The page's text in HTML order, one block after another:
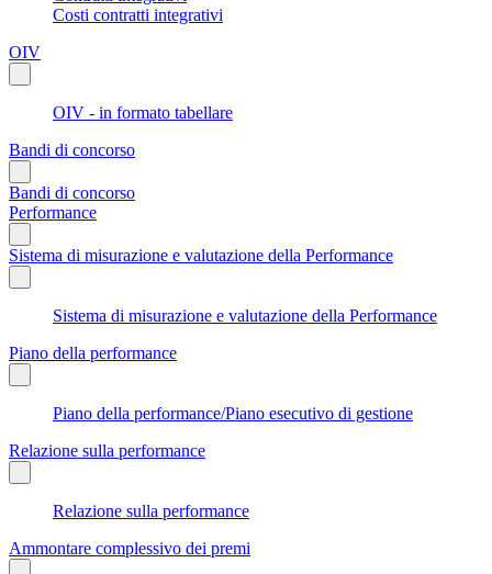
Costi contratti integrativi
OIV
OIV - in formato tabellare
Bandi di concorso
Bandi di concorso
Performance
Sistema di misurazione e valutazione della Performance
Sistema di misurazione e valutazione della Performance
Piano della performance
Piano della performance/Piano esecutivo di gestione
Relazione sulla performance
Relazione sulla performance
Ammontare complessivo dei premi